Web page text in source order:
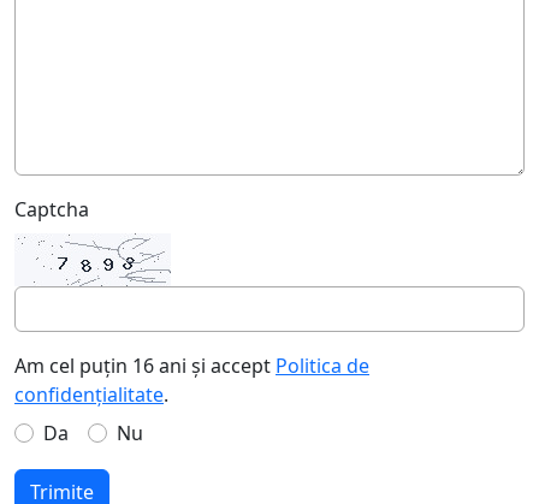
Captcha
Am cel puțin 16 ani și accept Politica de
confidențialitate.
Da
Nu
Trimite